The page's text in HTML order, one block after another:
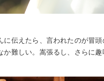
伝えたら、言われたのが冒頭
難しい。嵩張るし、さらに趣